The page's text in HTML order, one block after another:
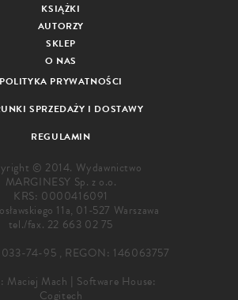
KSIĄŻKI
AUTORZY
SKLEP
O NAS
POLITYKA PRYWATNOŚCI
SPRZEDAŻY I DOSTAWY
REGULAMIN
© 2014. Wydawnictwo
MARGINESY Sp. z o.o.
KRS: 0000416091
11a, 01-527 Warszawa
tel./fax. 22 663 02 75
74-95 , REGON: 146063757
Maciej Mach | Software House:
Cogitech